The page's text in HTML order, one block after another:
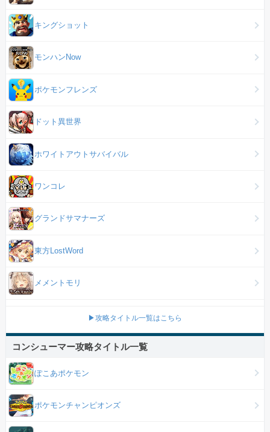
キングショット
モンハンNow
ポケモンフレンズ
ドット異世界
ホワイトアウトサバイバル
ワンコレ
グランドサマナーズ
東方LostWord
メメントモリ
▶攻略タイトル一覧はこちら
コンシューマー攻略タイトル一覧
ぽこあポケモン
ポケモンチャンピオンズ